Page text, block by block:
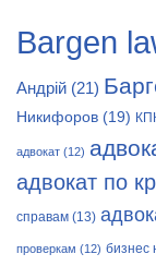
Bargen
Андрій (21)
Никифоров (19)
адвокат (12)
адвокат по
справам (13)
проверкам (12) бизнес